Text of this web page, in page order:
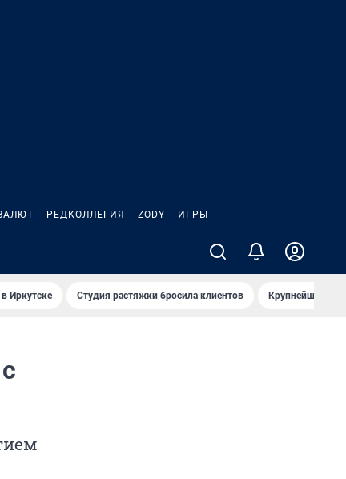
РЕДКОЛЛЕГИЯ ZODY ИГРЫ
Иркутске Студия растяжки бросила клиентов Крупнейшие